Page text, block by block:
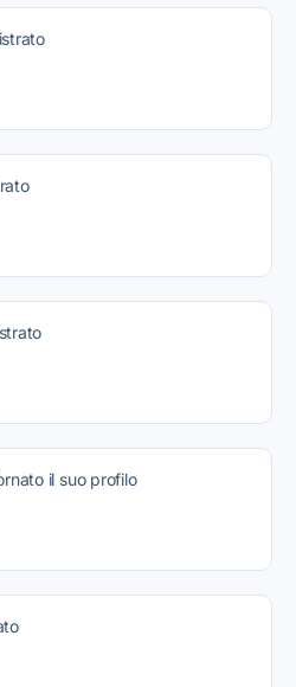
il suo profilo